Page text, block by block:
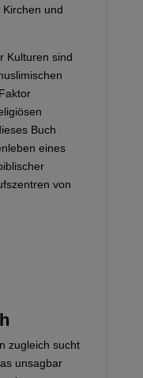
und
Kulturen sind
Buch
eines
von
zugleich sucht
unsagbar